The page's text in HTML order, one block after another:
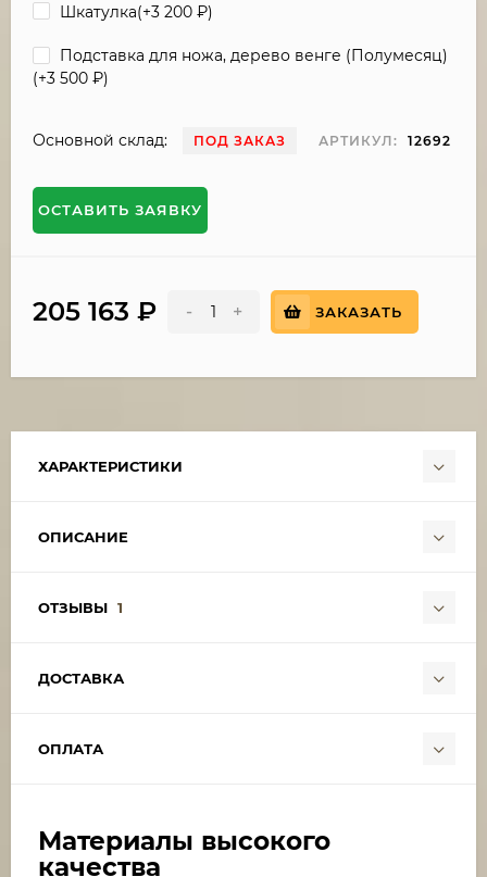
Шкатулка(+3 200 ₽)
Подставка для ножа, дерево венге (Полумесяц)
(+3 500 ₽)
Основной склад: ПОД ЗАКАЗ АРТИКУЛ: 12692
ОСТАВИТЬ ЗАЯВКУ
205 163 ₽ - + ЗАКАЗАТЬ
ХАРАКТЕРИСТИКИ
ОПИСАНИЕ
ОТЗЫВЫ 1
ДОСТАВКА
ОПЛАТА
Материалы высокого
качества